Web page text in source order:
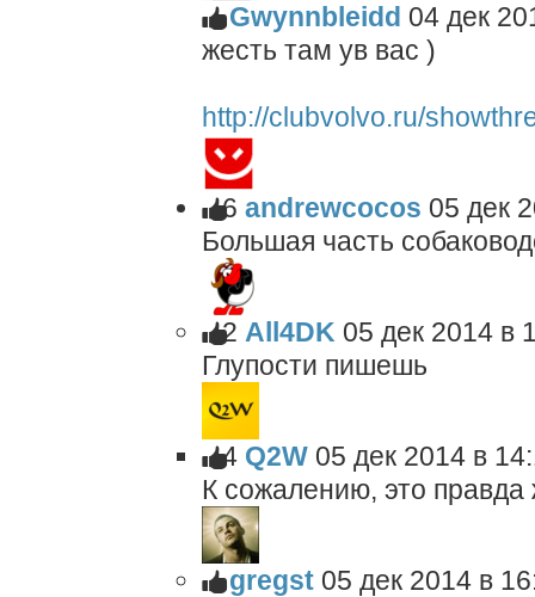
Gwynnbleidd 04 дек
жесть там ув вас )
http://clubvolvo.ru/
6 andrewcocos 05 дек
Большая часть
2 All4DK 05 дек 2014 в
Глупости пишешь
4 Q2W 05 дек 2014 в
К сожалению, это правда
gregst 05 дек 2014 в